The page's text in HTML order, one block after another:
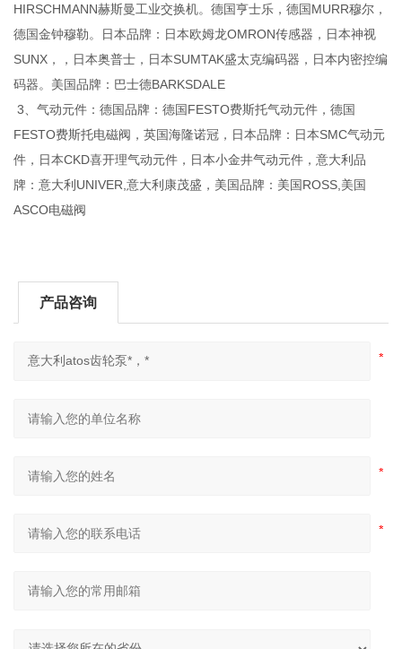
HIRSCHMANN赫斯曼工业交换机。德国亨士乐，德国MURR穆尔，
德国金钟穆勒。日本品牌：日本欧姆龙OMRON传感器，日本神视
SUNX，，日本奥普士，日本SUMTAK盛太克编码器，日本内密控编
码器。美国品牌：巴士德BARKSDALE
3、气动元件：德国品牌：德国FESTO费斯托气动元件，德国
FESTO费斯托电磁阀，英国海隆诺冠，日本品牌：日本SMC气动元
件，日本CKD喜开理气动元件，日本小金井气动元件，意大利品
牌：意大利UNIVER,意大利康茂盛，美国品牌：美国ROSS,美国
ASCO电磁阀
产品咨询